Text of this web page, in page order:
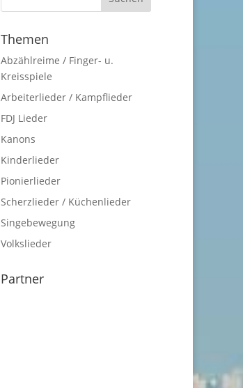
Themen
Abzählreime / Finger- u.
Kreisspiele
Arbeiterlieder / Kampflieder
FDJ Lieder
Kanons
Kinderlieder
Pionierlieder
Scherzlieder / Küchenlieder
Singebewegung
Volkslieder
Partner